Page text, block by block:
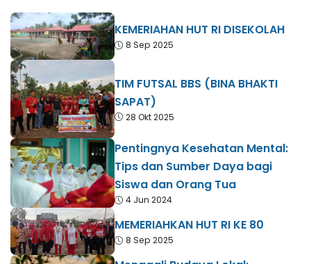
KEMERIAHAN HUT RI DISEKOLAH
8 Sep 2025
TIM FUTSAL BBS (BINA BHAKTI
SAPAT)
28 Okt 2025
Pentingnya Kesehatan Mental:
Tips dan Sumber Daya bagi
Siswa dan Orang Tua
4 Jun 2024
MEMERIAHKAN HUT RI KE 80
8 Sep 2025